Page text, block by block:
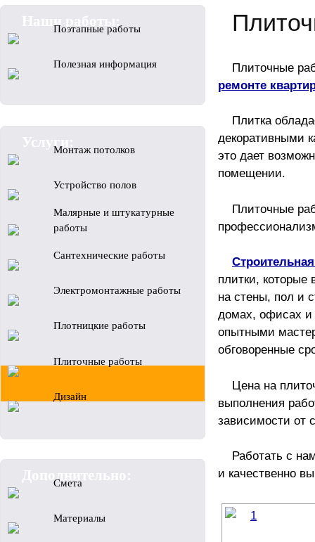
Наши работы:
Поэтапные работы
Полезная информация
Услуги:Монтаж потолков
Устройство полов
Малярные и штукатурные
работы
Сантехнические работы
Электромонтажные работы
Плотницкие работы
Плиточные работы
Дизайн
Дополнительно:
Смета
Материалы
Плиточные
ремонте
Плитка
декоративными
это дает
помещении.
Плиточные
плитки, которые
на стены, пол и
домах, офисах и
опытными
обговоренные
Цена на
выполнения
зависимости от
Работать с
и качественно